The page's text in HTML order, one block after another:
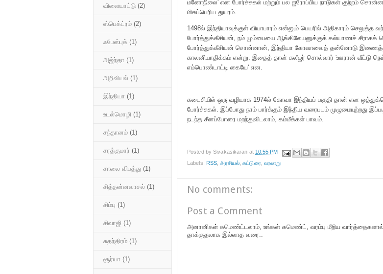
மனோநிலை' என போர்ச்சுகல் மற்றும் பல ஐரோப்பிய நாடுகள் குற்றம்
மிகப்பெரிய துயரம்.
1498ல் இந்தியாவுக்குள் வியாபாரம் என்னும் பெயரில் அதிகாரம் செலுத்த
போர்த்துக்கீசியன், நம் மும்பையை ஆங்கிலேயனுக்குக் கல்யாணச் சீராகக்
போர்த்துக்கீசியன் சொன்னான், இந்தியா கோவாவைத் தன்னோடு
காலனியாதிக்கம் என்று. இதைத் தான் கலீஜர் சொல்வார் 'ஊரான் வீட்டு
எம்பொண்டாட்டி கையே' என.
கடைசியில் ஒரு வழியாக 1974ல் கோவா இந்தியப் பகுதி தான் என
போர்ச்சுகல். இப்போது நாம் பார்க்கும் இந்திய வரைபடம் முழுமையுற்றது
நடந்த சீனப்போரை மறந்துவிடலாம், கம்மீக்கள் பாவம்.
Posted bySivakasikaran at 10:55 PM
Labels: RSS ,அரசியல் ,கட்டுரை வரலாறு
No comments:
Post a Comment
அனானிகள் கமெண்ட்டலாம், உங்கள் கமெண்ட், வரம்பு மீறிய வார்த்தைகளால்
தாக்குதலாக இல்லாத வரை..
விளையாட்டு (2)
ஸ்பெக்ட்ரம் (2)
ஃபேஸ்புக் (1)
அஜ்ந்தா (1)
அறிவியல் (1)
இந்தியா (1)
உடல்மொழி (1)
சந்தானம் (1)
சரத்குமார் (1)
சாலை விபத்து (1)
சித்தன்னவாசல் (1)
சிம்பு (1)
சிவாஜி (1)
சுதந்திரம் (1)
சூர்யா (1)